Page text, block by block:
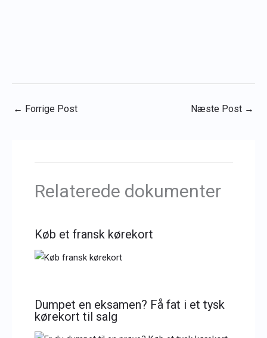
← Forrige Post Næste Post →
Relaterede dokumenter
Køb et fransk kørekort
Dumpet en eksamen? Få fat i et tysk
kørekort til salg